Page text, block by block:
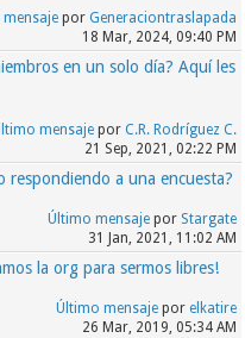
por Generaciontraslapada
18 Mar, 2024, 09:40 PM
en un solo día? Aquí les
mensajepor C.R. Rodríguez C.
21 Sep, 2021, 02:22 PM
respondiendo a una encuesta?
Último mensajepor Stargate
31 Jan, 2021, 11:02 AM
la org para sermos libres!
Último mensajepor elkatire
26 Mar, 2019, 05:34 AM